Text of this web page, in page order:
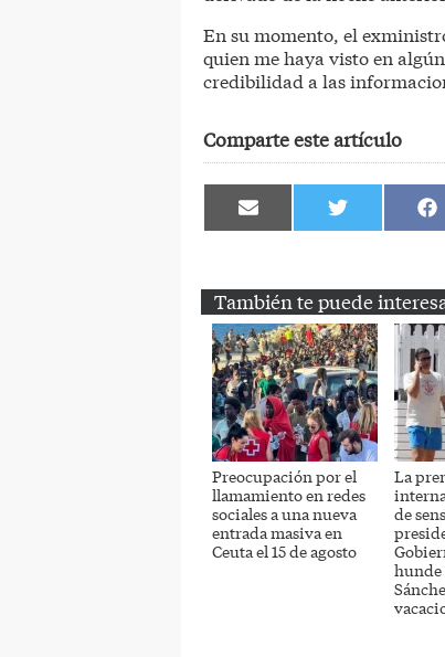
En su momento, el
quien me haya visto en
credibilidad a las
Comparte este artículo
Compartir
en
Compartir
en en
También te puede
Preocupación por el
llamamiento en redes
sociales a una nueva
entrada masiva en
Ceuta el 15 de agosto
La
de
hunde